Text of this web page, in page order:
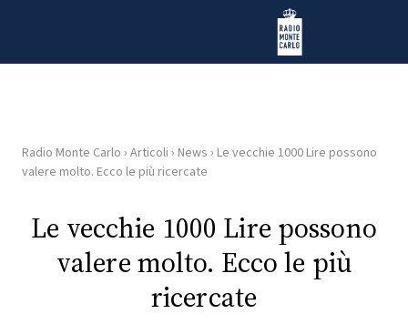
Radio Monte Carlo
HOME
RADIO
WEB
Radio Monte Carlo › Articoli › News › Le vecchie 1000 Lire possono
valere molto. Ecco le più ricercate
Le vecchie 1000 Lire possono
valere molto. Ecco le più
ricercate